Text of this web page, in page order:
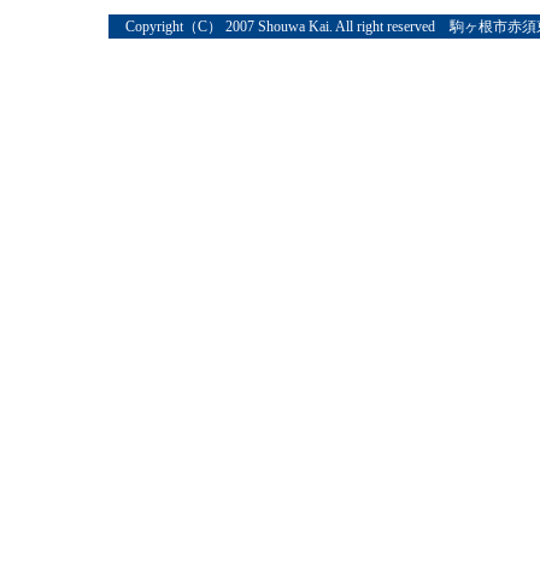
Copyright（C） 2007 Shouwa Kai. All right reserved 駒ヶ根市